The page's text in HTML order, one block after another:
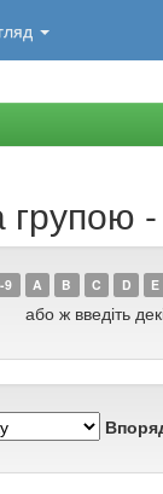
9 A B C D E
або ж введіть